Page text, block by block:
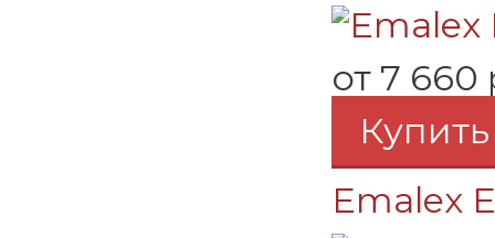
от 7 660
Купить
Emalex